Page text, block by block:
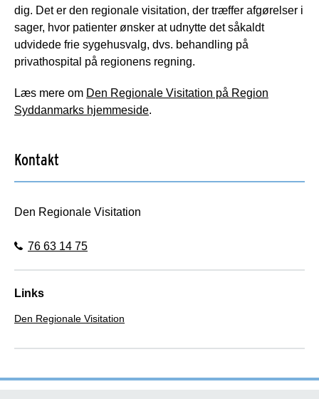
dig. Det er den regionale visitation, der træffer afgørelser i
sager, hvor patienter ønsker at udnytte det såkaldt
udvidede frie sygehusvalg, dvs. behandling på
privathospital på regionens regning.
Læs mere om Den Regionale Visitation på Region
Syddanmarks hjemmeside.
Kontakt
Links
Den Regionale Visitation
Den Regionale Visitation
76 63 14 75